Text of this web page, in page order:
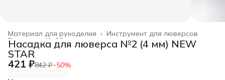
Инструмент для люверсов
Материал для рукоделия ›
Хобби и творчество ›
Главная ›
Насадка для люверса №2 (4 мм) NEW
STAR
421 ₽842 ₽−50%